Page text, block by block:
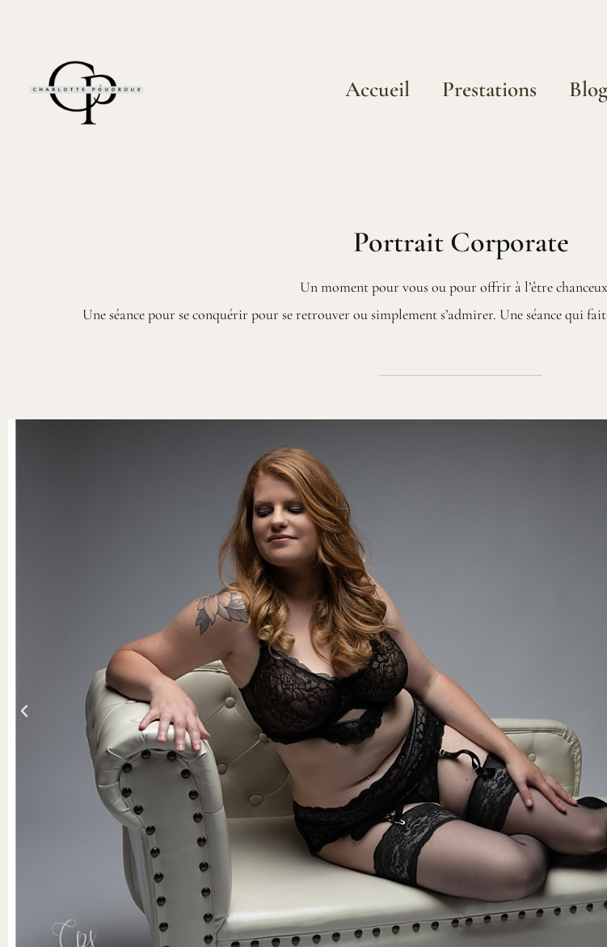
Accueil Prestations Blog
Portrait Corporate
Un moment pour vous ou pour offrir à l’être
Une séance pour se conquérir pour se retrouver ou simplement s’admirer. Une séance qui